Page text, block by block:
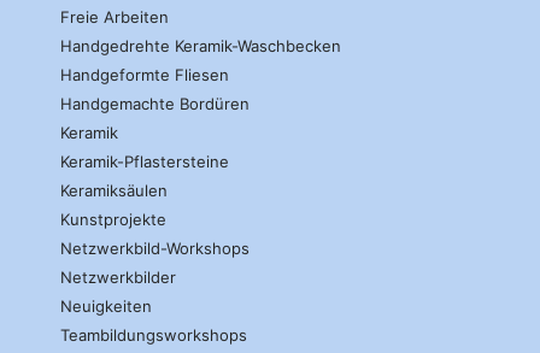
Freie Arbeiten
Handgedrehte Keramik-Waschbecken
Handgeformte Fliesen
Handgemachte Bordüren
Keramik
Keramik-Pflastersteine
Keramiksäulen
Kunstprojekte
Netzwerkbild-Workshops
Netzwerkbilder
Neuigkeiten
Teambildungsworkshops